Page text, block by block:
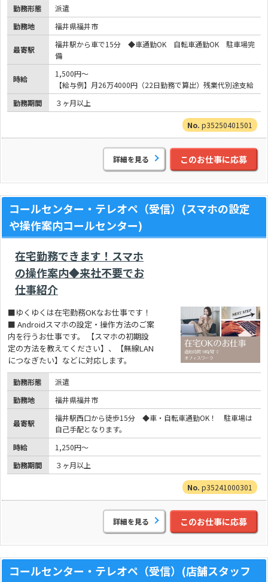
勤務形態
派遣
勤務地
福井県福井市
最寄駅
福井駅から車で15分 ◆車通勤OK 自転車通勤OK 駐車場完
備
時給
1,500円～
【給与例】月26万4000円（22日勤務で算出）残業代別途支給
勤務期間
３ヶ月以上
p35250401501
詳細を見る このお仕事に応募
コールセンター・テレオペ（受信）(スマホの設定
や操作案内コールセンター)
在宅勤務できます！スマホ
の操作案内◆来社不要でお
仕事紹介
■ゆくゆくは在宅勤務OKなお仕事です！
■ Androidスマホの設定・操作方法のご案
内を行うお仕事です。 【スマホの初期設
定の方法を教えてください】、【無線LAN
につなぎたい】などに対応します。
勤務形態
派遣
勤務地
福井県福井市
最寄駅
福井駅西口から徒歩15分 ◆車・自転車通勤OK！ 駐車場は
自己手配となります。
時給
1,250円～
勤務期間
３ヶ月以上
p35241000301
詳細を見る このお仕事に応募
コールセンター・テレオペ（受信）(店舗スタッフ